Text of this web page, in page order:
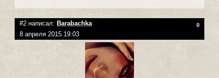
#2 написал: Barabachka 0
8 апреля 2015 19:03